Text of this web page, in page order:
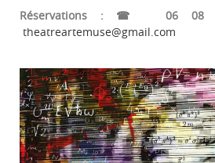
Réservations : ☎ 06
theatreartemuse@gmail.com